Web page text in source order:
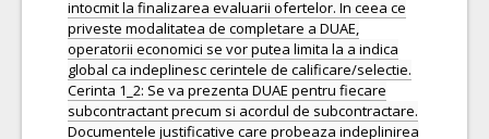
intocmit la finalizarea evaluarii ofertelor. In ceea ce
priveste modalitatea de completare a DUAE,
operatorii economici se vor putea limita la a indica
global ca indeplinesc cerintele de calificare/selectie.
Cerinta 1_2: Se va prezenta DUAE pentru fiecare
subcontractant precum si acordul de subcontractare.
Documentele justificative care probeaza indeplinirea